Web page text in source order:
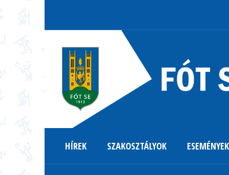
HÍREK SZAKOSZTÁLYOK ESEMÉNYEK